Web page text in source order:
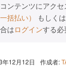
ンテンツにアクセ
括払い）
もしくは
はログインする必
年12月12日 作成者: